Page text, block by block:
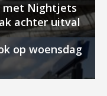
met Nightjets
achter uitval
op woensdag